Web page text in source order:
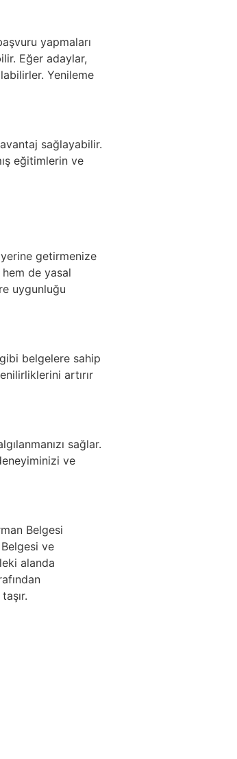
yapmaları
Eğer adaylar,
Yenileme
sağlayabilir.
eğitimlerin ve
getirmenize
de yasal
uygunluğu
belgelere sahip
artırır
sağlar.
ve
Belgesi
ve
alanda